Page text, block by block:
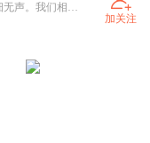
愿如春天的雨滴，随风潜入夜，润物细无声。我们相信，每一个好故事都是一颗千年莲花的种子，值得我们郑重地聆听和安然地等待。祝福所有听到好故事的大人和小孩，都能在某个盛夏的清晨，看到千年莲花的盛开！（安心创作所以不看私信，敬请谅解哦~）
加关注